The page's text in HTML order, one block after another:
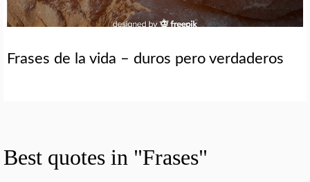
Frases de la vida – duros pero verdaderos
Best quotes in "Frases"